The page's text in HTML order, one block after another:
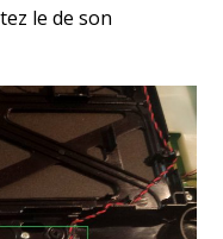
le de son